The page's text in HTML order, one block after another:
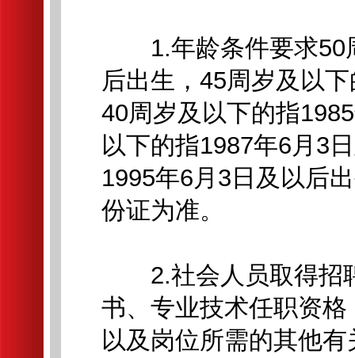
1.年龄条件要求50
后出生，45周岁及以
40周岁及以下的指
以下的指1987年6月3
1995年6月3日及以后
份证为准。
2.社会人员取得招
书、专业技术任职资
以及岗位所需的其他